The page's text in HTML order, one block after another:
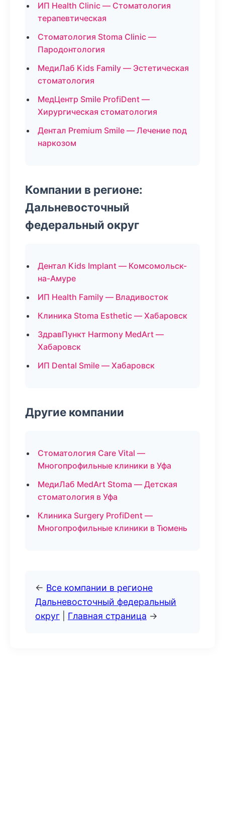
ИП Health Clinic — Стоматология
терапевтическая
Стоматология Stoma Clinic —
Пародонтология
МедиЛаб Kids Family — Эстетическая
стоматология
МедЦентр Smile ProfiDent —
Хирургическая стоматология
Дентал Premium Smile — Лечение под
наркозом
Компании в регионе:
Дальневосточный
федеральный округ
Дентал Kids Implant — Комсомольск-
на-Амуре
ИП Health Family — Владивосток
Клиника Stoma Esthetic — Хабаровск
ЗдравПункт Harmony MedArt —
Хабаровск
ИП Dental Smile — Хабаровск
Другие компании
Стоматология Care Vital —
Многопрофильные клиники в Уфа
МедиЛаб MedArt Stoma — Детская
стоматология в Уфа
Клиника Surgery ProfiDent —
Многопрофильные клиники в Тюмень
← Все компании в регионе
Дальневосточный федеральный
округ
Главная страница →